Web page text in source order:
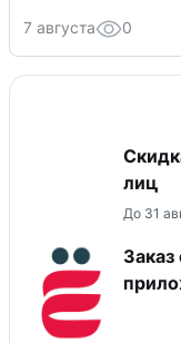
7 августа 0
лиц
До 31
Заказ